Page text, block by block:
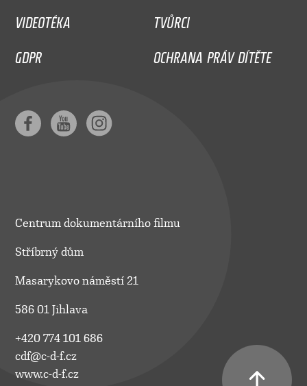
VIDEOTÉKA
TVŮRCI
GDPR
OCHRANA PRÁV DÍTĚTE
Centrum dokumentárního filmu
Stříbrný dům
Masarykovo náměstí 21
586 01 Jihlava
+420 774 101 686
cdf@c-d-f.cz
www.c-d-f.cz